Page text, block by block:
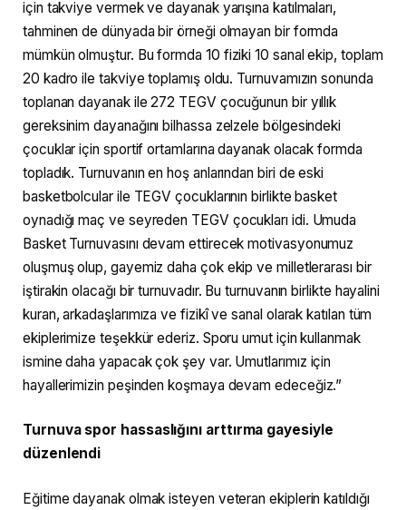
için takviye vermek ve dayanak yarışına katılmaları,
tahminen de dünyada bir örneği olmayan bir formda
mümkün olmuştur. Bu formda 10 fiziki 10 sanal ekip, toplam
20 kadro ile takviye toplamış oldu. Turnuvamızın sonunda
toplanan dayanak ile 272 TEGV çocuğunun bir yıllık
gereksinim dayanağını bilhassa zelzele bölgesindeki
çocuklar için sportif ortamlarına dayanak olacak formda
topladık. Turnuvanın en hoş anlarından biri de eski
basketbolcular ile TEGV çocuklarının birlikte basket
oynadığı maç ve seyreden TEGV çocukları idi. Umuda
Basket Turnuvasını devam ettirecek motivasyonumuz
oluşmuş olup, gayemiz daha çok ekip ve milletlerarası bir
iştirakin olacağı bir turnuvadır. Bu turnuvanın birlikte hayalini
kuran, arkadaşlarımıza ve fizikî ve sanal olarak katılan tüm
ekiplerimize teşekkür ederiz. Sporu umut için kullanmak
ismine daha yapacak çok şey var. Umutlarımız için
hayallerimizin peşinden koşmaya devam edeceğiz.”
Turnuva spor hassaslığını arttırma gayesiyle
düzenlendi
Eğitime dayanak olmak isteyen veteran ekiplerin katıldığı